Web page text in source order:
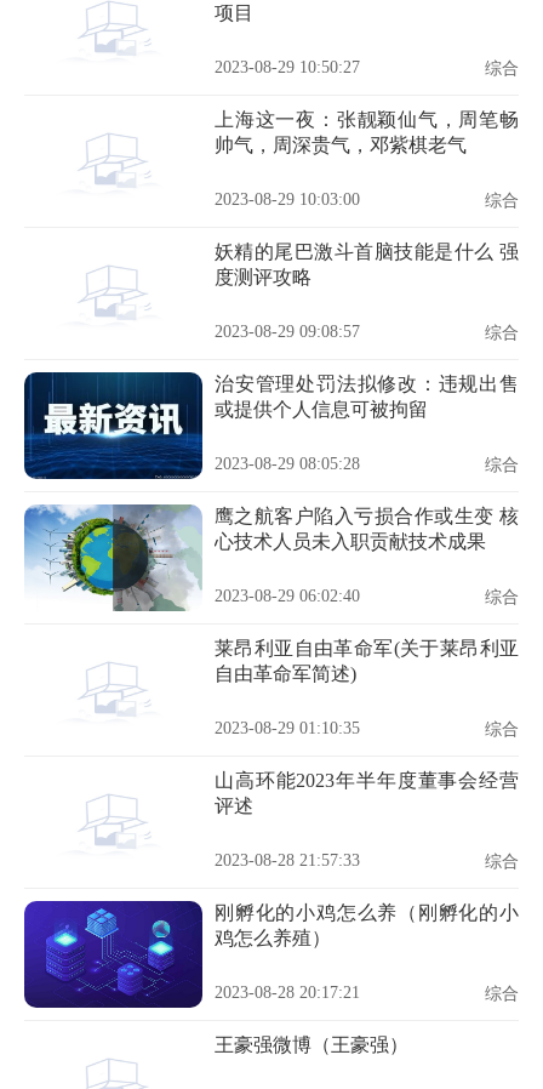
项目
2023-08-29 10:50:27 综合
上海这一夜：张靓颖仙气，周笔畅
帅气，周深贵气，邓紫棋老气
2023-08-29 10:03:00 综合
妖精的尾巴激斗首脑技能是什么 强
度测评攻略
2023-08-29 09:08:57 综合
治安管理处罚法拟修改：违规出售
或提供个人信息可被拘留
2023-08-29 08:05:28 综合
鹰之航客户陷入亏损合作或生变 核
心技术人员未入职贡献技术成果
2023-08-29 06:02:40 综合
莱昂利亚自由革命军(关于莱昂利亚
自由革命军简述)
2023-08-29 01:10:35 综合
山高环能2023年半年度董事会经营
评述
2023-08-28 21:57:33 综合
刚孵化的小鸡怎么养（刚孵化的小
鸡怎么养殖）
2023-08-28 20:17:21 综合
王豪强微博（王豪强）